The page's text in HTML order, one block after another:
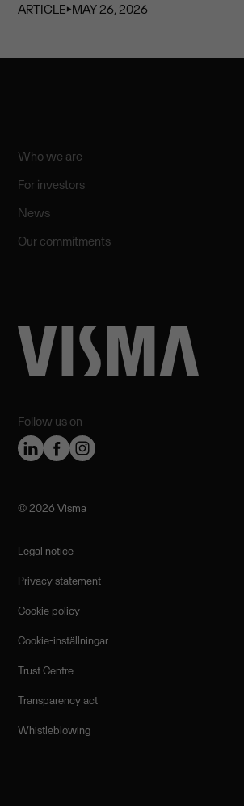
ARTICLE⏵MAY 26, 2026
Follow us on
Who we are
For investors
News
Our commitments
©️ 2026 Visma
Legal notice
Privacy statement
Cookie policy
Cookie-inställningar
Trust Centre
Transparency act
Whistleblowing